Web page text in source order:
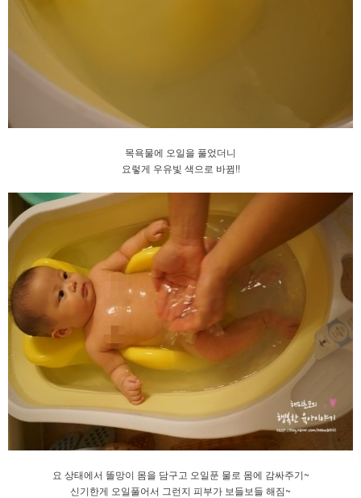
목욕물에 오일을 풀었더니
요렇게 우유빛 색으로 바뀜!!
요 상태에서 똘망이 몸을 담구고 오일푼 물로 몸에 감싸주기~
신기한게 오일풀어서 그런지 피부가 보들보들 해짐~